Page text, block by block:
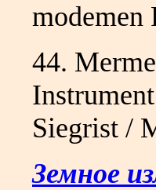
modemen
44.
Siegrist /
Земное